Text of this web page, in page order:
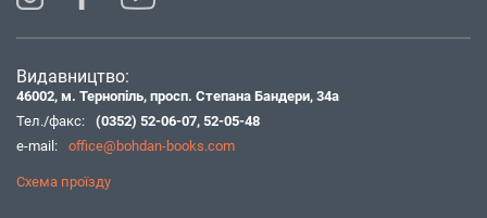
Видавництво:
46002, м. Тернопіль, просп. Степана Бандери, 34а
Тел./факс:
(0352) 52-06-07, 52-05-48
e-mail:
office@bohdan-books.com
Схема проїзду